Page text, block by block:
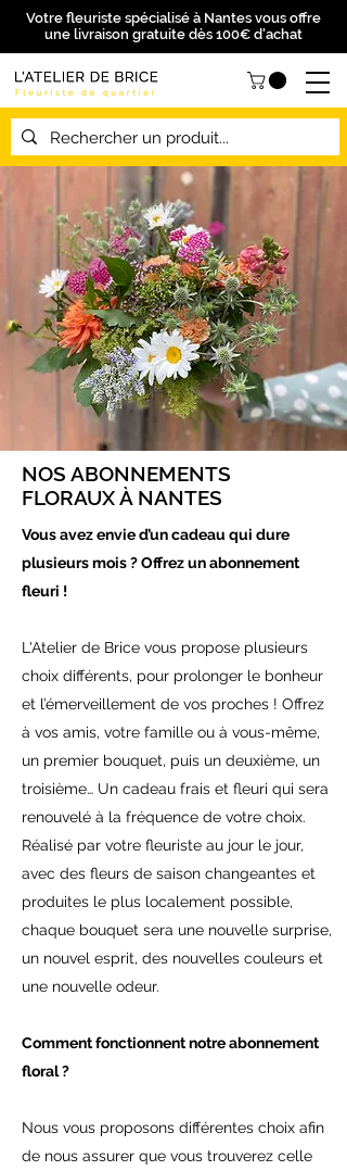
Votre fleuriste spécialisé à Nantes vous offre
une livraison gratuite dès 100€ d'achat
NOS ABONNEMENTS
FLORAUX À NANTES
Vous avez envie d’un cadeau qui dure
plusieurs mois ? Offrez un abonnement
fleuri !
L'Atelier de Brice vous propose plusieurs
choix différents, pour prolonger le bonheur
et l’émerveillement de vos proches ! Offrez
à vos amis, votre famille ou à vous-même,
un premier bouquet, puis un deuxième, un
troisième… Un cadeau frais et fleuri qui sera
renouvelé à la fréquence de votre choix.
Réalisé par votre fleuriste au jour le jour,
avec des fleurs de saison changeantes et
produites le plus localement possible,
chaque bouquet sera une nouvelle surprise,
un nouvel esprit, des nouvelles couleurs et
une nouvelle odeur.
Comment fonctionnent notre abonnement
floral ?
Nous vous proposons différentes choix afin
de nous assurer que vous trouverez celle